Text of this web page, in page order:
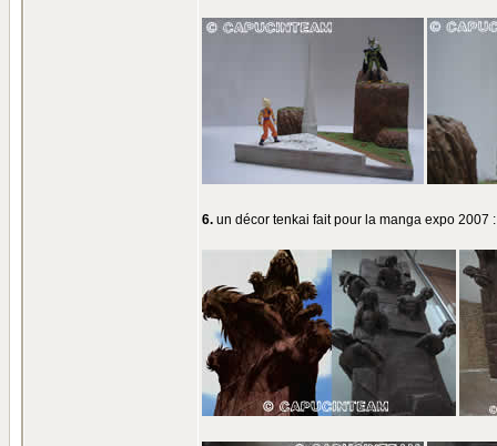
6. un décor tenkai fait pour la manga expo 2007